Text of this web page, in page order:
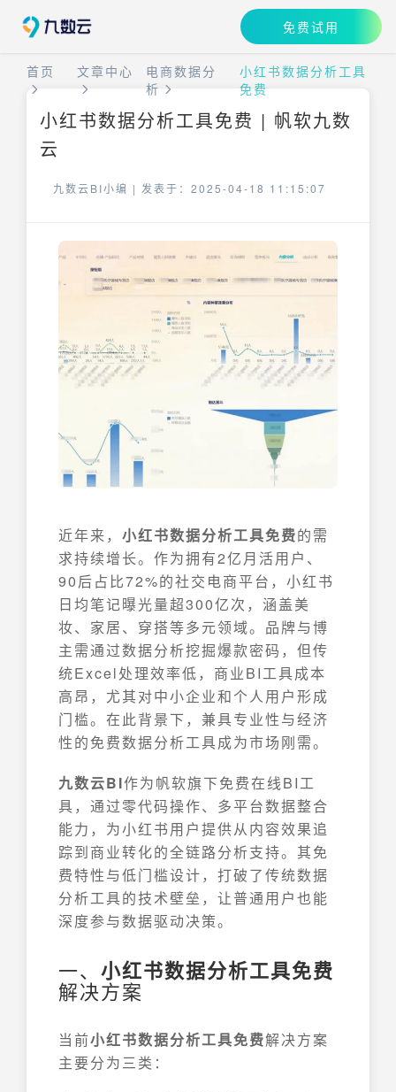
免费试用
首页 文章中心
电商数据分
析
小红书数据分析工具
免费
小红书数据分析工具免费 | 帆软九数
云
九数云BI小编 | 发表于：2025-04-18 11:15:07
近年来， 小红书数据分析工具免费的需
求持续增长。作为拥有2亿月活用户、
90后占比72%的社交电商平台，小红书
日均笔记曝光量超300亿次，涵盖美
妆、家居、穿搭等多元领域。品牌与博
主需通过数据分析挖掘爆款密码，但传
统Excel处理效率低，商业BI工具成本
高昂，尤其对中小企业和个人用户形成
门槛。在此背景下，兼具专业性与经济
性的免费数据分析工具成为市场刚需。
九数云BI作为帆软旗下免费在线BI工
具，通过零代码操作、多平台数据整合
能力，为小红书用户提供从内容效果追
踪到商业转化的全链路分析支持。其免
费特性与低门槛设计，打破了传统数据
分析工具的技术壁垒，让普通用户也能
深度参与数据驱动决策。
一、 小红书数据分析工具免费
解决方案
当前小红书数据分析工具免费解决方案
主要分为三类：